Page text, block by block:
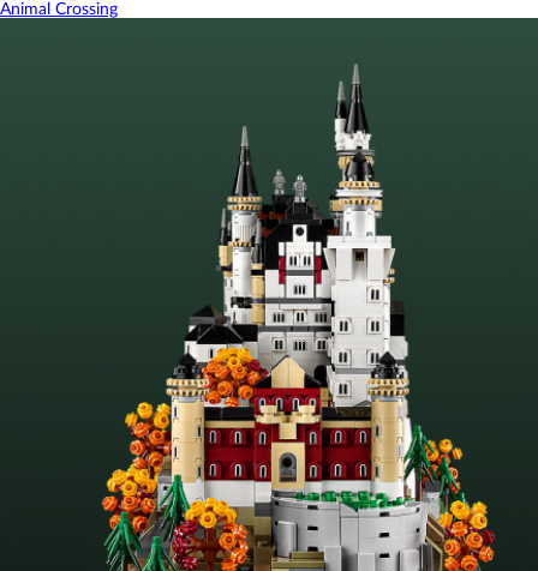
Animal Crossing